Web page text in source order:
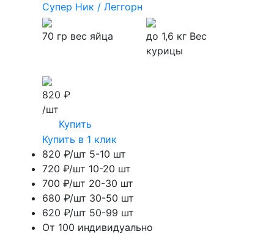
Супер Ник / Леггорн
70 гр вес яйца до 1,6 кг Вес
курицы
820 ₽
/шт
Купить
Купить в 1 клик
820 ₽/шт 5-10 шт
720 ₽/шт 10-20 шт
700 ₽/шт 20-30 шт
680 ₽/шт 30-50 шт
620 ₽/шт 50-99 шт
От 100 индивидуально